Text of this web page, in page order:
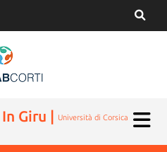
Giru | Università di Corsica